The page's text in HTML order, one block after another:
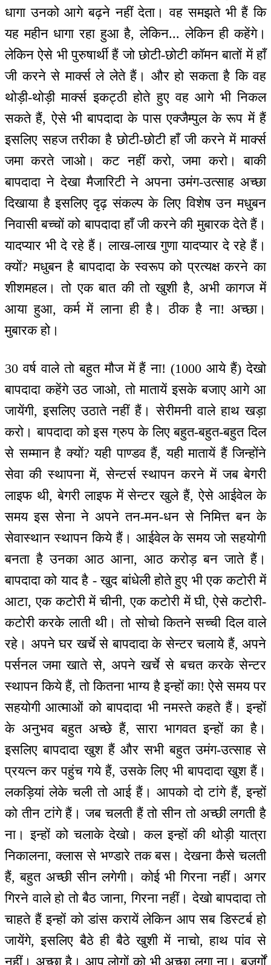
धागा उनको आगे बढ़ने नहीं देता। वह समझते भी हैं कि
यह महीन धागा रहा हुआ है, लेकिन... लेकिन ही कहेंगे।
लेकिन ऐसे भी पुरुषार्थी हैं जो छोटी-छोटी कॉमन बातों में हाँ
जी करने से मार्क्स ले लेते हैं। और हो सकता है कि वह
थोड़ी-थोड़ी मार्क्स इकट्ठी होते हुए वह आगे भी निकल
सकते हैं, ऐसे भी बापदादा के पास एक्जैम्पुल के रूप में हैं
इसलिए सहज तरीका है छोटी-छोटी हाँ जी करने में मार्क्स
जमा करते जाओ। कट नहीं करो, जमा करो। बाकी
बापदादा ने देखा मैजारिटी ने अपना उमंग-उत्साह अच्छा
दिखाया है इसलिए दृढ़ संकल्प के लिए विशेष उन मधुबन
निवासी बच्चों को बापदादा हाँ जी करने की मुबारक देते हैं।
यादप्यार भी दे रहे हैं। लाख-लाख गुणा यादप्यार दे रहे हैं।
क्यों? मधुबन है बापदादा के स्वरूप को प्रत्यक्ष करने का
शीशमहल। तो एक बात की तो खुशी है, अभी कागज में
आया हुआ, कर्म में लाना ही है। ठीक है ना! अच्छा।
मुबारक हो।
30 वर्ष वाले तो बहुत मौज में हैं ना! (1000 आये हैं) देखो
बापदादा कहेंगे उठ जाओ, तो मातायें इसके बजाए आगे आ
जायेंगी, इसलिए उठाते नहीं हैं। सेरीमनी वाले हाथ खड़ा
करो। बापदादा को इस ग्रुप के लिए बहुत-बहुत-बहुत दिल
से सम्मान है क्यों? यही पाण्डव हैं, यही मातायें हैं जिन्होंने
सेवा की स्थापना में, सेन्टर्स स्थापन करने में जब बेगरी
लाइफ थी, बेगरी लाइफ में सेन्टर खुले हैं, ऐसे आईवेल के
समय इस सेना ने अपने तन-मन-धन से निमित्त बन के
सेवास्थान स्थापन किये हैं। आईवेल के समय जो सहयोगी
बनता है उनका आठ आना, आठ करोड़ बन जाते हैं।
बापदादा को याद है - खुद बांधेली होते हुए भी एक कटोरी में
आटा, एक कटोरी में चीनी, एक कटोरी में घी, ऐसे कटोरी-
कटोरी करके लाती थी। तो सोचो कितने सच्ची दिल वाले
रहे। अपने घर खर्चे से बापदादा के सेन्टर चलाये हैं, अपने
पर्सनल जमा खाते से, अपने खर्चे से बचत करके सेन्टर
स्थापन किये हैं, तो कितना भाग्य है इन्हों का! ऐसे समय पर
सहयोगी आत्माओं को बापदादा भी नमस्ते कहते हैं। इन्हों
के अनुभव बहुत अच्छे हैं, सारा भागवत इन्हों का है।
इसलिए बापदादा खुश हैं और सभी बहुत उमंग-उत्साह से
प्रयत्न कर पहुंच गये हैं, उसके लिए भी बापदादा खुश हैं।
लकड़ियां लेके चली तो आई हैं। आपको दो टांगे हैं, इन्हों
को तीन टांगे हैं। जब चलती हैं तो सीन तो अच्छी लगती है
ना। इन्हों को चलाके देखो। कल इन्हों की थोड़ी यात्रा
निकालना, क्लास से भण्डारे तक बस। देखना कैसे चलती
हैं, बहुत अच्छी सीन लगेगी। कोई भी गिरना नहीं। अगर
गिरने वाले हो तो बैठ जाना, गिरना नहीं। देखो बापदादा तो
चाहते हैं इन्हों को डांस करायें लेकिन आप सब डिस्टर्ब हो
जायेंगे, इसलिए बैठे ही बैठे खुशी में नाचो, हाथ पांव से
नहीं। अच्छा है। आप लोगों को भी अच्छा लगा ना। बुजुर्गों